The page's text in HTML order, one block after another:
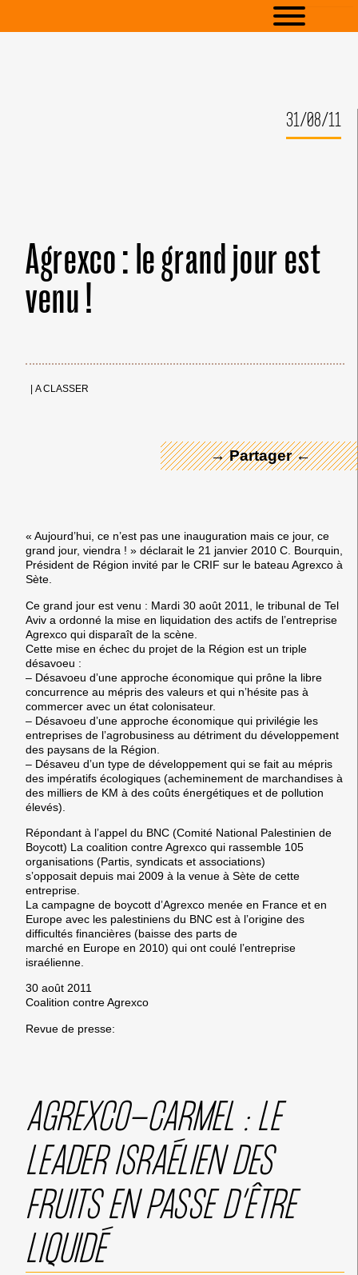
31/08/11
Agrexco : le grand jour est
venu !
A CLASSER
→ Partager ←
« Aujourd’hui, ce n’est pas une inauguration mais ce jour, ce
grand jour, viendra ! » déclarait le 21 janvier 2010 C. Bourquin,
Président de Région invité par le CRIF sur le bateau Agrexco à
Sète.
Ce grand jour est venu : Mardi 30 août 2011, le tribunal de Tel
Aviv a ordonné la mise en liquidation des actifs de l’entreprise
Agrexco qui disparaît de la scène.
Cette mise en échec du projet de la Région est un triple
désavoeu :
– Désavoeu dʼune approche économique qui prône la libre
concurrence au mépris des valeurs et qui nʼhésite pas à
commercer avec un état colonisateur.
– Désavoeu dʼune approche économique qui privilégie les
entreprises de lʼagrobusiness au détriment du développement
des paysans de la Région.
– Désaveu dʼun type de développement qui se fait au mépris
des impératifs écologiques (acheminement de marchandises à
des milliers de KM à des coûts énergétiques et de pollution
élevés).
Répondant à lʼappel du BNC (Comité National Palestinien de
Boycott) La coalition contre Agrexco qui rassemble 105
organisations (Partis, syndicats et associations)
sʼopposait depuis mai 2009 à la venue à Sète de cette
entreprise.
La campagne de boycott dʼAgrexco menée en France et en
Europe avec les palestiniens du BNC est à lʼorigine des
difficultés financières (baisse des parts de
marché en Europe en 2010) qui ont coulé lʼentreprise
israélienne.
30 août 2011
Coalition contre Agrexco
Revue de presse:
AGREXCO-CARMEL : LE
LEADER ISRAÉLIEN DES
FRUITS EN PASSE D’ÊTRE
LIQUIDÉ